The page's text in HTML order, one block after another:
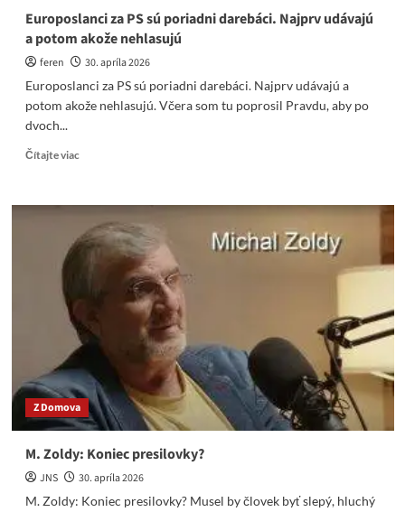
Europoslanci za PS sú poriadni darebáci. Najprv udávajú
a potom akože nehlasujú
feren
30. apríla 2026
Europoslanci za PS sú poriadni darebáci. Najprv udávajú a
potom akože nehlasujú. Včera som tu poprosil Pravdu, aby po
dvoch...
Čítajte viacRead
Europoslanci
PS
poriadni
darebáci.
udávajú
a
potom
akože
nehlasujú
Z Domova
M. Zoldy: Koniec presilovky?
JNS
30. apríla 2026
M. Zoldy: Koniec presilovky? Musel by človek byť slepý, hluchý